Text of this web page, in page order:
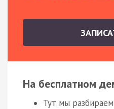
На бесплатном
Тут мы